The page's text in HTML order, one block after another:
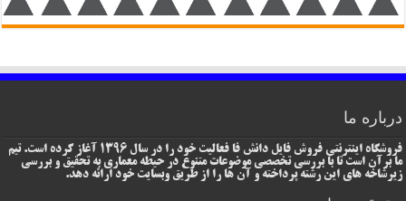
درباره ما
فروشگاه اینترنتی فروش فایل دانش فا فعالیت خود را در سال 1396 آغاز کرده است. تیم
ما برآن است تا با بررسی تخصصی موضوعات متنوع در حیطه معماری به تحقیق و بررسی
زیرشاخه های این رشته پرداخته و آن ها را از طریق وبسایت خود ارائه دهد.